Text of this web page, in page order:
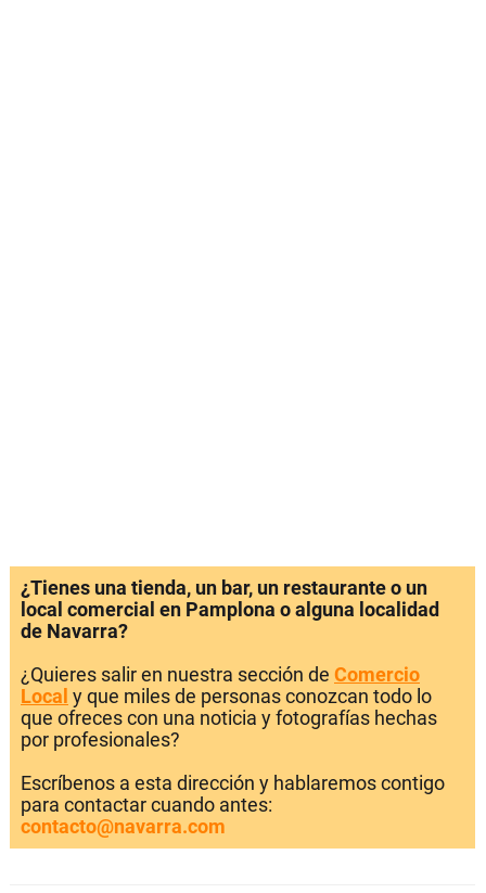
¿Tienes una tienda, un bar, un restaurante o un
local comercial en Pamplona o alguna localidad
de Navarra?
¿Quieres salir en nuestra sección de Comercio
Local y que miles de personas conozcan todo lo
que ofreces con una noticia y fotografías hechas
por profesionales?
Escríbenos a esta dirección y hablaremos contigo
para contactar cuando antes:
contacto@navarra.com